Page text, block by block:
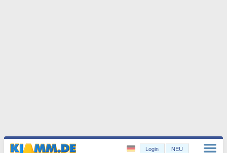
Login NEU